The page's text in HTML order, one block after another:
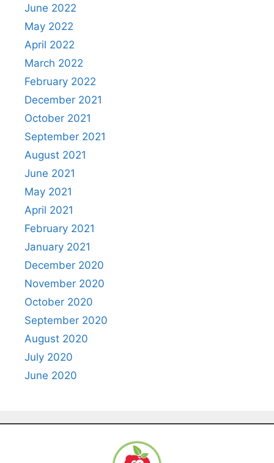
June 2022
May 2022
April 2022
March 2022
February 2022
December 2021
October 2021
September 2021
August 2021
June 2021
May 2021
April 2021
February 2021
January 2021
December 2020
November 2020
October 2020
September 2020
August 2020
July 2020
June 2020